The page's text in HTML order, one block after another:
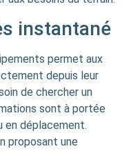
instantané
permet aux
depuis leur
de chercher un
sont à portée
en déplacement.
proposant une